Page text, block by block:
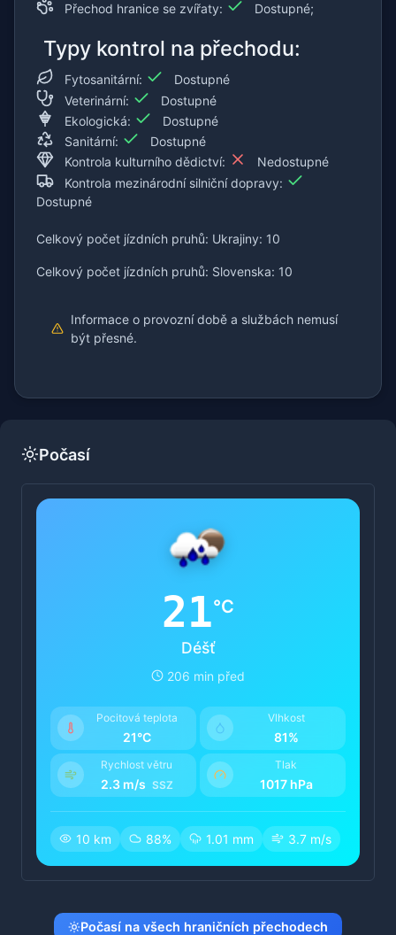
Přechod hranice se zvířaty:
Dostupné;
Typy kontrol na přechodu:
Fytosanitární:
Dostupné
Veterinární:
Dostupné
Ekologická:
Dostupné
Sanitární:
Dostupné
Kontrola kulturního dědictví:
Nedostupné
Kontrola mezinárodní silniční dopravy:
Dostupné
Celkový počet jízdních pruhů: Ukrajiny: 10
Celkový počet jízdních pruhů: Slovenska: 10
Informace o provozní době a službách nemusí
být přesné.
Počasí
21°C
Déšť
206 min před
Pocitová teplota
21°C
Vlhkost
81%
Rychlost větru
2.3 m/s SSZ
Tlak
1017 hPa
10 km 88% 1.01 mm 3.7 m/s
Počasí na všech hraničních přechodech